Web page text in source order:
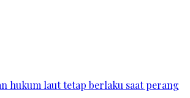
hukum laut tetap berlaku saat perang